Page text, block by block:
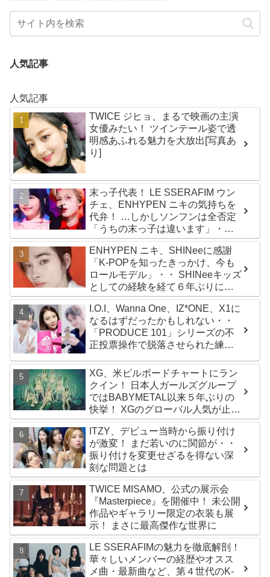
人気記事
人気記事
TWICE ジヒョ、まるで映画の主演
女優みたい！ ツインテール姿で透
明感あふれる魅力を大放出[写真あ
り]
末っ子代表！ LE SSERAFIM ウン
チェ、ENHYPEN ニキの気持ちを
代弁！ …しかしソンフンは全否定
「うちの末っ子は違います」・・
かわいすぎる２人の会話に爆笑
ENHYPEN ニキ、SHINeeに感謝
「K-POPを知ったきっかけ、今も
ロールモデル」・・ SHINeeキッズ
としての経験を経て６年ぶりに東
京ドームに帰還した感想は？
I.O.I、Wanna One、IZ*ONE、X1に
なるはずだったかもしれない・・
「PRODUCE 101」シリーズの不
正投票操作で脱落させられた練習
XG、米ビルボードチャートにラン
クイン！ 日本人ガールズグループ
ではBABYMETAL以来５年ぶりの
快挙！ XGのグローバル人気が止ま
らない…「コーチェラ2025」にも
日本人唯一の出演
ITZY、デビュー当時から振り付け
が激変！ まだ若いのに関節が・・
振り付けを変更せざるを得ない深
刻な問題とは
TWICE MISAMO、公式の展示会
『Masterpiece』を開催中！ 未公開
作品やギャラリー限定の衣装も展
示！ まさに最高傑作な世界に
LE SSERAFIMの魅力を徹底解剖！
華々しいメンバーの経歴やオスス
メ曲・最新曲など、第４世代のK-